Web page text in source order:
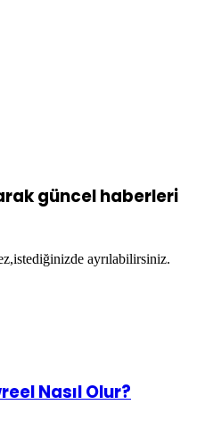
güncel haberleri
ayrılabilirsiniz.
Nasıl Olur?